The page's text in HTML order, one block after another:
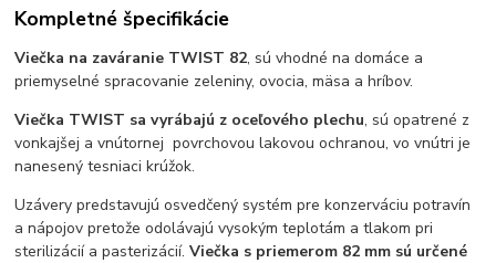
Kompletné špecifikácie
Viečka na zaváranie TWIST 82, sú vhodné na domáce a
priemyselné spracovanie zeleniny, ovocia, mäsa a hríbov.
Viečka TWIST sa vyrábajú z oceľového plechu, sú opatrené z
vonkajšej a vnútornej povrchovou lakovou ochranou, vo vnútri je
nanesený tesniaci krúžok.
Uzávery predstavujú osvedčený systém pre konzerváciu potravín
a nápojov pretože odolávajú vysokým teplotám a tlakom pri
sterilizácií a pasterizácií.Viečka s priemerom 82 mm sú určené